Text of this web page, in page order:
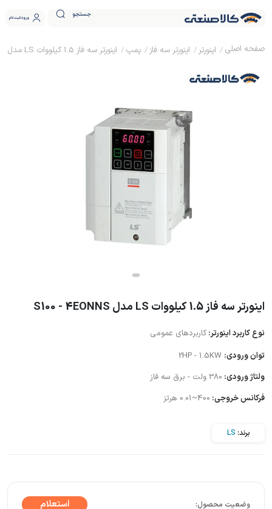
جستجو ورود ثبت نام
اینورتر اینورتر سه فاز پمپ اینورتر سه فاز 1.5 کیلووات LS مدل S100 - 4EONNS
اینورتر سه فاز 1.5 کیلووات LS مدل S100 - 4EONNS
نوع کاربرد اینورتر:کاربردهای عمومی
توان ورودی:
ولتاژ ورودی: 380 ولت - برق سه فاز
فرکانس خروجی: 400~0.01 هرتز
برند: LS